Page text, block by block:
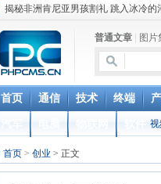
加拿大美人鱼学校走红 学习如何做一
猪到寺院跪拜“祈福”真相 “二师兄”你该
菲律宾的蟒蛇按摩：让4条巨蟒在你身
英国妖娆哥街头跳甩臀舞 根本停不下来
联通正式确认VoLTE商用时间，移动
台湾中华电信停售新机对华为开出第
联通电信要合并？中国电信董事长回
女人最敏感的部位在哪里？ 最喜欢用
普通文章 图片
首页 通信 技术 终端
首页 > 创业 > 正文